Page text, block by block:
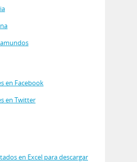
en Facebook
en Twitter
en Excel para descargar